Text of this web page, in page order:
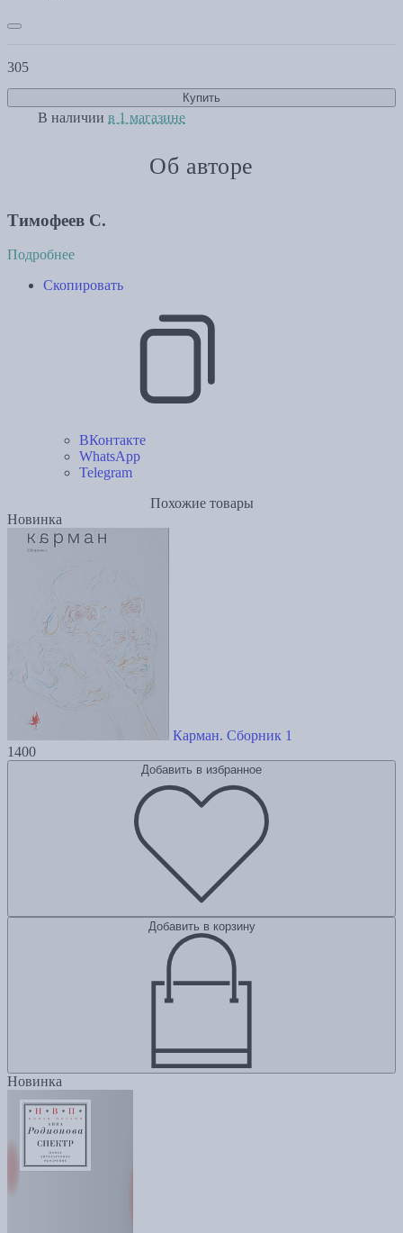
305
Купить
В наличии в 1 магазине
Об авторе
Тимофеев С.
Подробнее
Скопировать
ВКонтакте
WhatsApp
Telegram
Похожие товары
Новинка
Карман. Сборник 1
1400
Добавить в избранное
Добавить в корзину
Новинка